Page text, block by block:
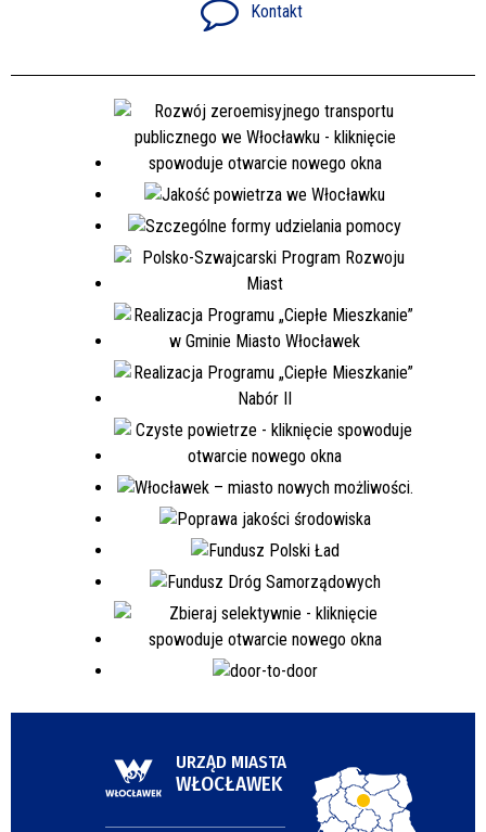
Kontakt
URZĄD MIASTA
WŁOCŁAWEK